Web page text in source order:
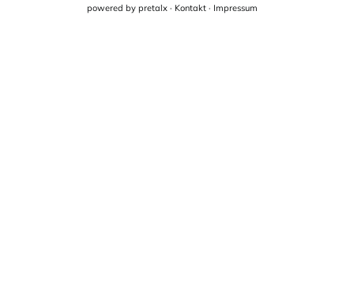
powered by pretalx · Kontakt · Impressum